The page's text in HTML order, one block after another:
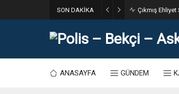
SON DAKİKA 31. Dönem
ANASAYFA GÜNDEM